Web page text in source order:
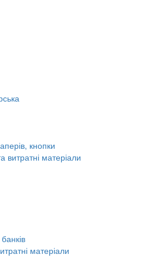
кнопки
витратні матеріали
матеріали